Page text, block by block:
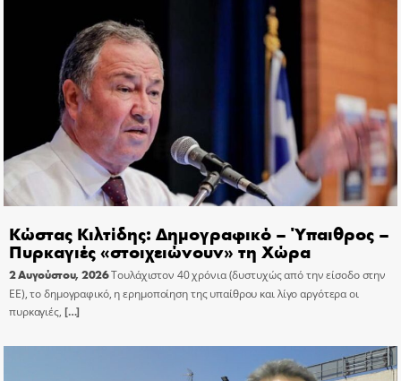
Κώστας Κιλτίδης: Δημογραφικό – Ύπαιθρος –
Πυρκαγιές «στοιχειώνουν» τη Χώρα
2 Αυγούστου, 2026Τουλάχιστον 40 χρόνια (δυστυχώς από την είσοδο στην
ΕΕ), το δημογραφικό, η ερημοποίηση της υπαίθρου και λίγο αργότερα οι
πυρκαγιές, […]